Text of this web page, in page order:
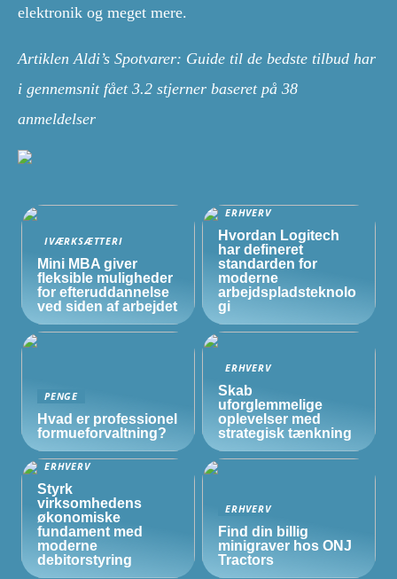
elektronik og meget mere.
Artiklen Aldi’s Spotvarer: Guide til de bedste tilbud har
i gennemsnit fået 3.2 stjerner baseret på 38
anmeldelser
IVÆRKSÆTTERI
Mini MBA giver
fleksible muligheder
for efteruddannelse
ved siden af arbejdet
ERHVERV
Hvordan Logitech
har defineret
standarden for
moderne
arbejdspladsteknolo
gi
PENGE
Hvad er professionel
formueforvaltning?
ERHVERV
Skab
uforglemmelige
oplevelser med
strategisk tænkning
ERHVERV
Styrk
virksomhedens
økonomiske
fundament med
moderne
debitorstyring
ERHVERV
Find din billig
minigraver hos ONJ
Tractors